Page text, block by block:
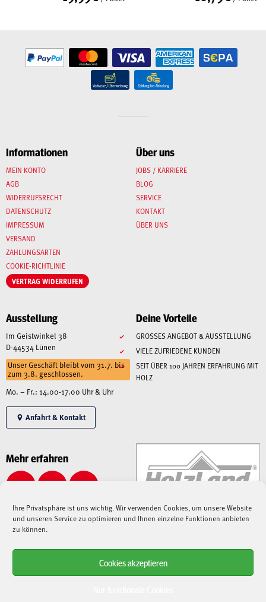
Ihre Privatsphäre ist uns wichtig. Wir verwenden Cookies, um unsere Website
und unseren Service zu optimieren und Ihnen einzelne Funktionen anbieten
zu können.
Cookies akzeptieren
Informationen
MEIN KONTO
AGB
WIDERRUFSRECHT
DATENSCHUTZ
IMPRESSUM
VERSAND
ZAHLUNGSARTEN
COOKIE-RICHTLINIE
VERTRAG WIDERRUFEN
Über uns
JOBS / KARRIERE
BLOG
SERVICE
KONTAKT
ÜBER UNS
Ausstellung
Im Geistwinkel 38
D-44534 Lünen
Unser Geschäft bleibt vom 31.7. bis
zum 3.8. geschlossen.
Mo. – Fr.: 14.00-17.00 Uhr & Uhr
Anfahrt & Kontakt
Deine Vorteile
GROSSES ANGEBOT & AUSSTELLUNG
VIELE ZUFRIEDENE KUNDEN
SEIT ÜBER 100 JAHREN ERFAHRUNG MIT
HOLZ
Mehr erfahren
Alle angegebenen Preise sind Gesamtpreise inkl. MwSt., zzgl. Liefer-/Versandkosten.